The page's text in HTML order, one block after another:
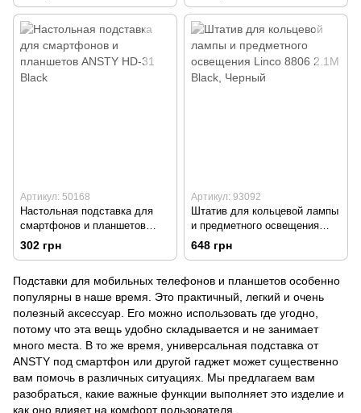
Артикул: 50168
Настольная подставка для
смартфонов и планшетов
ANSTY HD-31 Black
302 грн
Артикул: 93092
Штатив для кольцевой лампы
и предметного освещения
Linco 8806 2.1M Black
648 грн
Подставки для мобильных телефонов и планшетов особенно
популярны в наше время. Это практичный, легкий и очень
полезный аксессуар. Его можно использовать где угодно,
потому что эта вещь удобно складывается и не занимает
много места. В то же время, универсальная подставка от
ANSTY под смартфон или другой гаджет может существенно
вам помочь в различных ситуациях. Мы предлагаем вам
разобраться, какие важные функции выполняет это изделие и
как оно влияет на комфорт пользователя.